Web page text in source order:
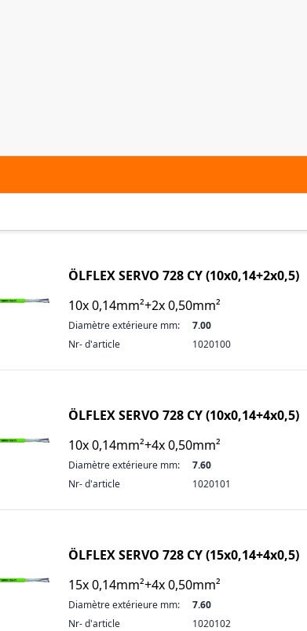
ÖLFLEX SERVO 728 CY (10x0,14+2x0,5)
10x 0,14mm²+2x 0,50mm²
Diamètre extérieure mm:
7.00
Nr- d'article
1020100
ÖLFLEX SERVO 728 CY (10x0,14+4x0,5)
10x 0,14mm²+4x 0,50mm²
Diamètre extérieure mm:
7.60
Nr- d'article
1020101
ÖLFLEX SERVO 728 CY (15x0,14+4x0,5)
15x 0,14mm²+4x 0,50mm²
Diamètre extérieure mm:
7.60
Nr- d'article
1020102